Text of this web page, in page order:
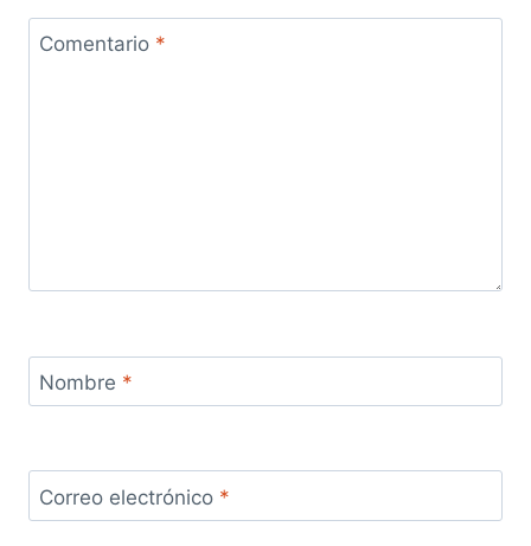
Comentario *
Nombre *
Correo electrónico *